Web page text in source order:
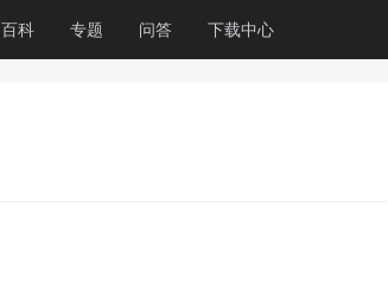
百科 专题 问答 下载中心